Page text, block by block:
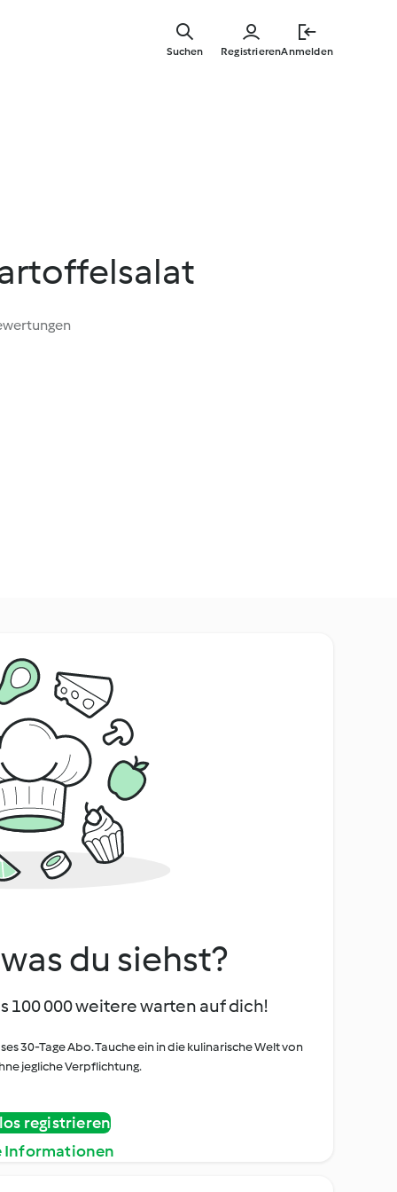
RegistrierenAnmelden
Suchen
du siehst?
100 000 weitere warten auf dich!
30-Tage Abo. Tauche ein in die kulinarische Welt von
jegliche Verpflichtung.
registrieren
Informationen